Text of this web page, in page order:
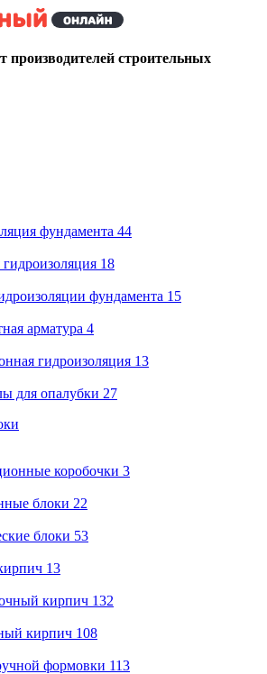
производителей строительных
фундамента 44
18
фундамента 15
арматура 4
гидроизоляция 13
для опалубки 27
коробочки 3
блоки 22
блоки 53
13
кирпич 132
кирпич 108
формовки 113